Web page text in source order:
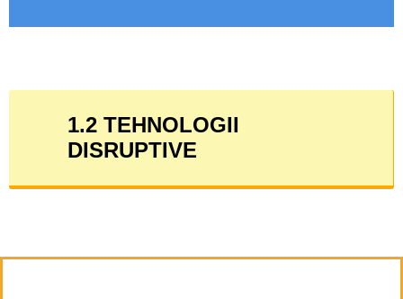
1.2 TEHNOLOGII
DISRUPTIVE